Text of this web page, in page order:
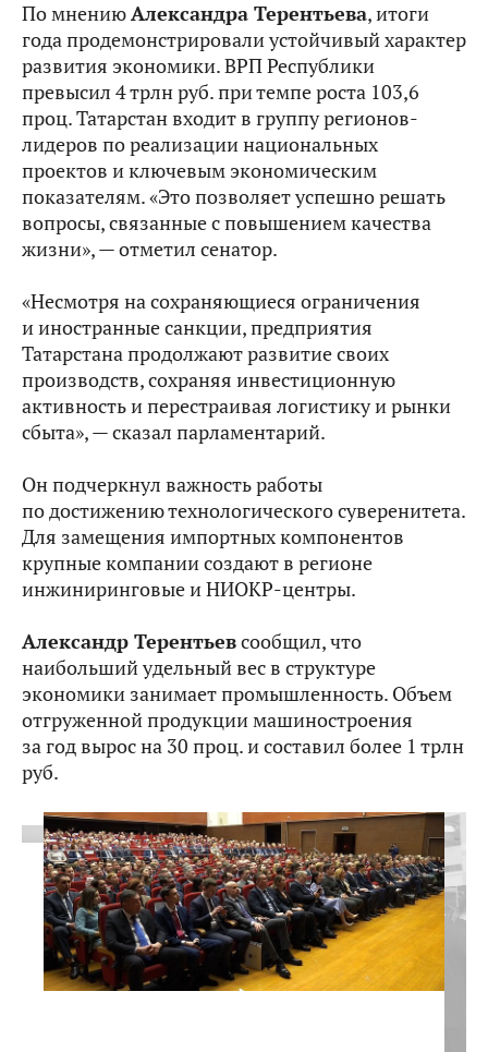
По мнениюАлександра Терентьева, итоги
года продемонстрировали устойчивый характер
развития экономики. ВРП Республики
превысил 4 трлн руб. при темпе роста 103,6
проц. Татарстан входит в группу регионов-
лидеров по реализации национальных
проектов и ключевым экономическим
показателям. «Это позволяет успешно решать
вопросы, связанные с повышением качества
жизни», — отметил сенатор.
«Несмотря на сохраняющиеся ограничения
и иностранные санкции, предприятия
Татарстана продолжают развитие своих
производств, сохраняя инвестиционную
активность и перестраивая логистику и рынки
сбыта», — сказал парламентарий.
Он подчеркнул важность работы
по достижению технологического суверенитета.
Для замещения импортных компонентов
крупные компании создают в регионе
инжиниринговые и НИОКР-центры.
Александр Терентьевсообщил, что
наибольший удельный вес в структуре
экономики занимает промышленность. Объем
отгруженной продукции машиностроения
за год вырос на 30 проц. и составил более 1 трлн
руб.